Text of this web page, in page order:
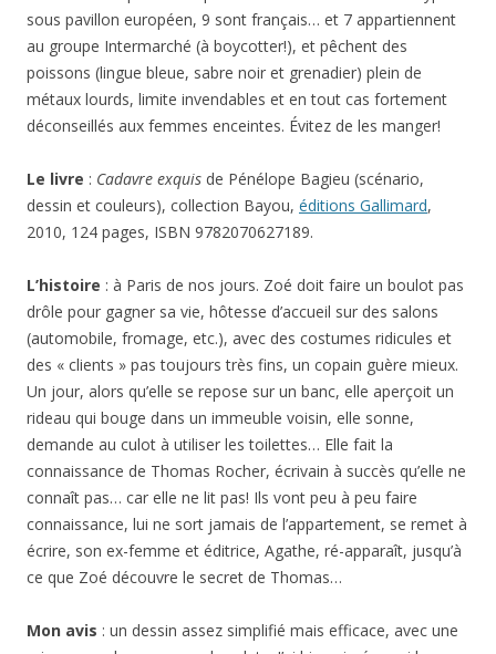
sous pavillon européen, 9 sont français… et 7 appartiennent
au groupe Intermarché (à boycotter!), et pêchent des
poissons (lingue bleue, sabre noir et grenadier) plein de
métaux lourds, limite invendables et en tout cas fortement
déconseillés aux femmes enceintes. Évitez de les manger!
Le livre : Cadavre exquis de Pénélope Bagieu (scénario,
dessin et couleurs), collection Bayou, éditions Gallimard,
2010, 124 pages, ISBN 9782070627189.
L’histoire : à Paris de nos jours. Zoé doit faire un boulot pas
drôle pour gagner sa vie, hôtesse d’accueil sur des salons
(automobile, fromage, etc.), avec des costumes ridicules et
des « clients » pas toujours très fins, un copain guère mieux.
Un jour, alors qu’elle se repose sur un banc, elle aperçoit un
rideau qui bouge dans un immeuble voisin, elle sonne,
demande au culot à utiliser les toilettes… Elle fait la
connaissance de Thomas Rocher, écrivain à succès qu’elle ne
connaît pas… car elle ne lit pas! Ils vont peu à peu faire
connaissance, lui ne sort jamais de l’appartement, se remet à
écrire, son ex-femme et éditrice, Agathe, ré-apparaît, jusqu’à
ce que Zoé découvre le secret de Thomas…
Mon avis : un dessin assez simplifié mais efficace, avec une